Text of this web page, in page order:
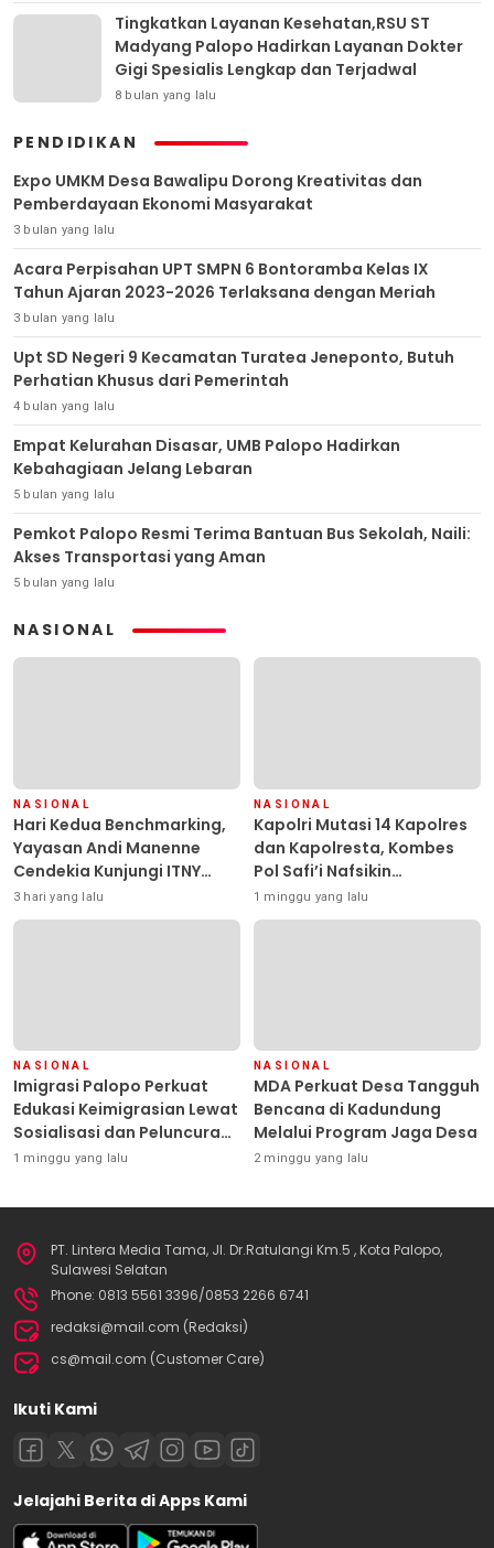
Tingkatkan Layanan Kesehatan,RSU ST
Madyang Palopo Hadirkan Layanan Dokter
Gigi Spesialis Lengkap dan Terjadwal
8 bulan yang lalu
PENDIDIKAN
Expo UMKM Desa Bawalipu Dorong Kreativitas dan
Pemberdayaan Ekonomi Masyarakat
3 bulan yang lalu
Acara Perpisahan UPT SMPN 6 Bontoramba Kelas IX
Tahun Ajaran 2023-2026 Terlaksana dengan Meriah
3 bulan yang lalu
Upt SD Negeri 9 Kecamatan Turatea Jeneponto, Butuh
Perhatian Khusus dari Pemerintah
4 bulan yang lalu
Empat Kelurahan Disasar, UMB Palopo Hadirkan
Kebahagiaan Jelang Lebaran
5 bulan yang lalu
Pemkot Palopo Resmi Terima Bantuan Bus Sekolah, Naili:
Akses Transportasi yang Aman
5 bulan yang lalu
NASIONAL
NASIONAL
Hari Kedua Benchmarking,
Yayasan Andi Manenne
Cendekia Kunjungi ITNY
Yogyakarta
3 hari yang lalu
NASIONAL
Kapolri Mutasi 14 Kapolres
dan Kapolresta, Kombes
Pol Safi’i Nafsikin
Mengemban Amanah
Pimpin Polresta Kendari
1 minggu yang lalu
NASIONAL
Imigrasi Palopo Perkuat
Edukasi Keimigrasian Lewat
Sosialisasi dan Peluncuran
Inovasi Chatbot “IT CHIKA”
1 minggu yang lalu
NASIONAL
MDA Perkuat Desa Tangguh
Bencana di Kadundung
Melalui Program Jaga Desa
2 minggu yang lalu
PT. Lintera Media Tama, Jl. Dr.Ratulangi Km.5 , Kota Palopo,
Sulawesi Selatan
Phone: 0813 5561 3396/0853 2266 6741
redaksi@mail.com (Redaksi)
cs@mail.com (Customer Care)
Ikuti Kami
Jelajahi Berita di Apps Kami